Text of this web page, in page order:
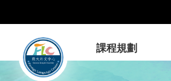
課程規劃